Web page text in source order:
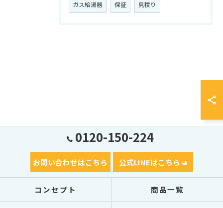
ガス給湯器 保証 見積り
0120-150-224
お問い合わせはこちら 公式LINEはこちら
コンセプト 商品一覧